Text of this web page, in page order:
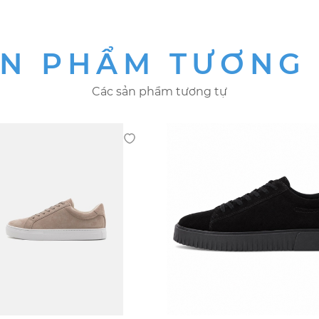
PHẨM TƯƠNG
Các sản phẩm tương tự